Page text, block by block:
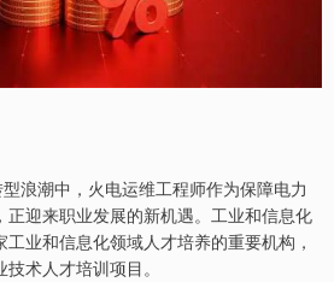
浪潮中，火电运维工程师作为保障电力
正迎来职业发展的新机遇。工业和信息化
业和信息化领域人才培养的重要机构，
术人才培训项目。